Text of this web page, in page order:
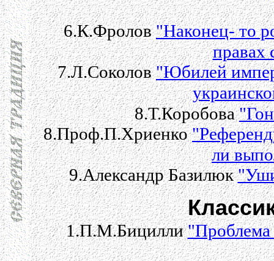
6.К.Фролов"Наконец- то
правах
7.Л.Соколов"Юбилей
8.Т.Коробова
8.Проф.П.Хриенко
ли
9.Александр Базилюк
1.П.М.Бицилли"Проблема